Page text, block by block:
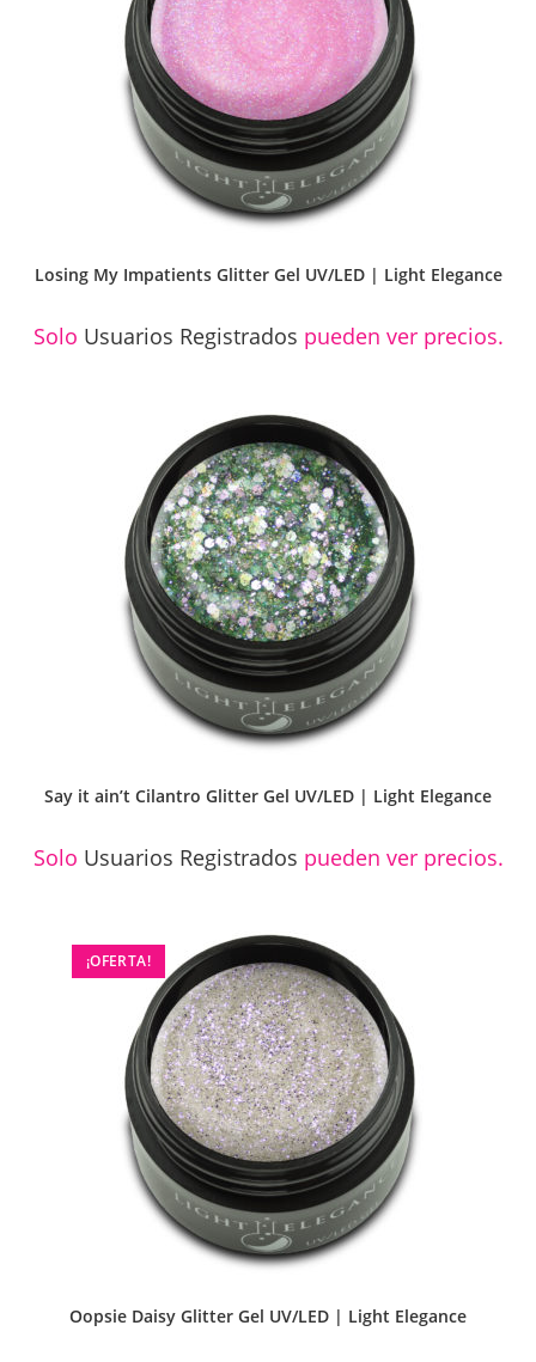
Losing My Impatients Glitter Gel UV/LED | Light Elegance
Solo Usuarios Registrados pueden ver precios.
Say it ain’t Cilantro Glitter Gel UV/LED | Light Elegance
Solo Usuarios Registrados pueden ver precios.
¡OFERTA!
Oopsie Daisy Glitter Gel UV/LED | Light Elegance